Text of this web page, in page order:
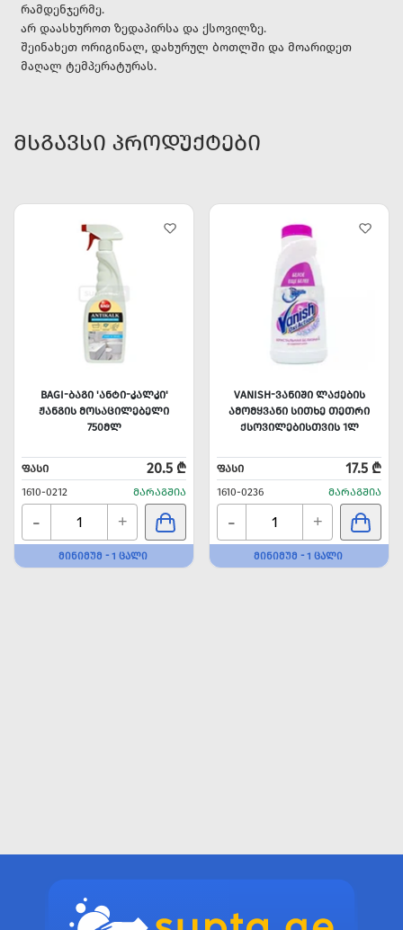
რამდენჯერმე.
არ დაასხუროთ ზედაპირსა და ქსოვილზე.
შეინახეთ ორიგინალ, დახურულ ბოთლში და მოარიდეთ
მაღალ ტემპერატურას.
ᲛᲡᲒᲐᲕᲡᲘ ᲞᲠᲝᲓᲣᲥᲢᲔᲑᲘ
BAGI-ᲑᲐᲒᲘ 'ᲐᲜᲢᲘ-ᲙᲐᲚᲙᲘ'
ᲟᲐᲜᲒᲘᲡ ᲛᲝᲡᲐᲪᲘᲚᲔᲑᲔᲚᲘ
750ᲛᲚ
ᲤᲐᲡᲘ 20.5 ₾
1610-0212 ᲛᲐᲠᲐᲒᲨᲘᲐ
- +
ᲛᲘᲜᲘᲛᲣᲛ - 1 ᲪᲐᲚᲘ
VANISH-ᲕᲐᲜᲘᲨᲘ ᲚᲐᲥᲔᲑᲘᲡ
ᲐᲛᲝᲛᲧᲕᲐᲜᲘ ᲡᲘᲗᲮᲔ ᲗᲔᲗᲠᲘ
ᲥᲡᲝᲕᲘᲚᲔᲑᲘᲡᲗᲕᲘᲡ 1Ლ
ᲤᲐᲡᲘ 17.5 ₾
1610-0236 ᲛᲐᲠᲐᲒᲨᲘᲐ
- +
ᲛᲘᲜᲘᲛᲣᲛ - 1 ᲪᲐᲚᲘ